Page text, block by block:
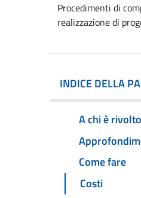
Procedimenti di
realizzazione di
INDICE DELLA
A chi è rivolto
Come fare
Costi